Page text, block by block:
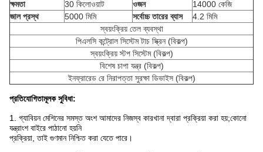
ক্ষমতা
30 কিলোওয়াট ওজন
14000 কেজি
জাল প্রস্থ
5000 মিমি সর্বোচ্চ তারের ব্যাস
4.2 মিমি
স্বয়ংক্রিয় তেল ব্যবস্থা
পিএলসি কন্ট্রোল সিস্টেম টাচ স্ক্রিন (বিকল্প)
স্বয়ংক্রিয় স্টপ সিস্টেম (বিকল্প)
বিশেষ চাপা যন্ত্র (বিকল্প)
ইনফ্রারেড রে নিরাপত্তা সুরক্ষা ডিভাইস (বিকল্প)
প্রতিযোগিতামূলক সুবিধা:
1. গ্যাবিয়ন মেশিনের সমস্ত অংশ আমাদের নিজস্ব কারখানা দ্বারা প্রক্রিয়া করা হয়;কোনো
যন্ত্রাংশ বাইরে পাঠানো হয়নি
প্রক্রিয়া, তাই গুণমান নিশ্চিত করা যেতে পারে।